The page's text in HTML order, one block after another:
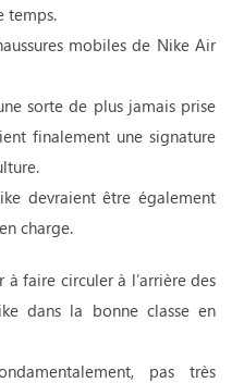
temps.
mobiles de Nike Air
sorte de plus jamais prise
finalement une signature
devraient être également
charge.
faire circuler à l’arrière des
dans la bonne classe en
pas très